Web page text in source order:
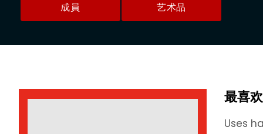
成員 艺术品
最喜
Uses